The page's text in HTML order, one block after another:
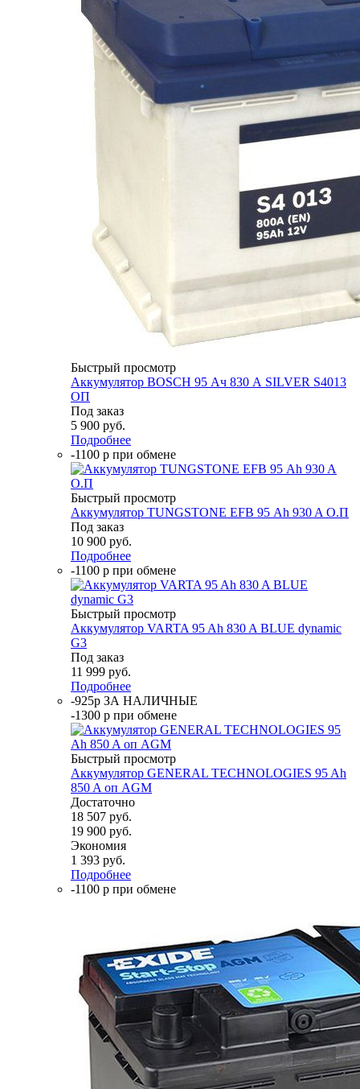
Быстрый просмотр
Аккумулятор BOSCH 95 Ач 830 А SILVER S4013
ОП
Под заказ
5 900 руб.
Подробнее
-1100 р при обмене
Быстрый просмотр
Аккумулятор TUNGSTONE EFB 95 Аh 930 A О.П
Под заказ
10 900 руб.
Подробнее
-1100 р при обмене
Быстрый просмотр
Аккумулятор VARTA 95 Ah 830 A BLUE dynamic
G3
Под заказ
11 999 руб.
Подробнее
-925р ЗА НАЛИЧНЫЕ
-1300 р при обмене
Быстрый просмотр
Аккумулятор GENERAL TECHNOLOGIES 95 Ah
850 A оп AGM
Достаточно
18 507 руб.
19 900 руб.
Экономия
1 393 руб.
Подробнее
-1100 р при обмене